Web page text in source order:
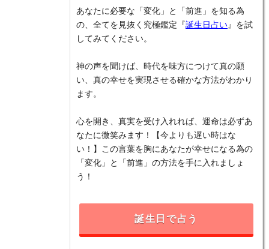
あなたに必要な「変化」と「前進」を知る為
の、全てを見抜く究極鑑定『誕生日占い 』を試
してみてください。
神の声を聞けば、時代を味方につけて真の願
い、真の幸せを実現させる確かな方法がわかり
ます。
心を開き、真実を受け入れれば、運命は必ずあ
なたに微笑みます！【今よりも遅い時はな
い！】この言葉を胸にあなたが幸せになる為の
「変化」と「前進」の方法を手に入れましょ
う！
誕生日で占う